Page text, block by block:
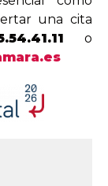
una cita
o